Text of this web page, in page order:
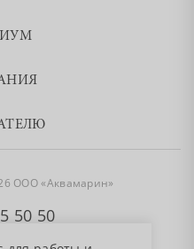
ООО «Аквамарин»
50 50